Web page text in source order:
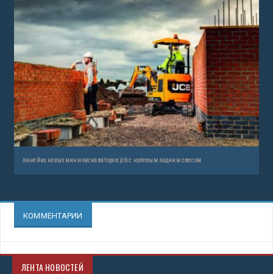
линейка новых мини-экскаваторов jcb с нулевым задним свесом
КОММЕНТАРИИ
ЛЕНТА НОВОСТЕЙ